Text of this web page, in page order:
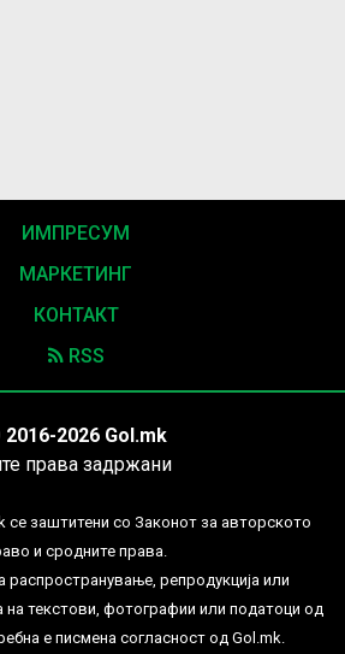
ИМПРЕСУМ
МАРКЕТИНГ
КОНТАКТ
RSS
2026 Gol.mk
права задржани
се заштитени со Законот за авторското
и сродните права.
распространување, репродукција или
на текстови, фотографии или податоци од
е писмена согласност од Gol.mk.